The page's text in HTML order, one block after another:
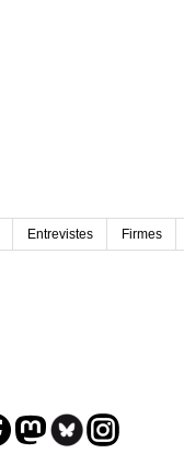
Entrevistes Firmes